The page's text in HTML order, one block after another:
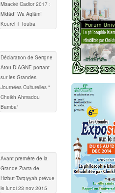
Mbacké Cadior 2017 :
Midâdî Wa Aqlâmî
Kourel 1 Touba
Déclaration de Serigne
Atou DIAGNE portant
sur les Grandes
Journées Culturelles "
Cheikh Ahmadou
Bamba"
Avant première de la
Grande Ziarra de
Hizbut-Tarqiyyah prévue
le lundi 23 nov 2015